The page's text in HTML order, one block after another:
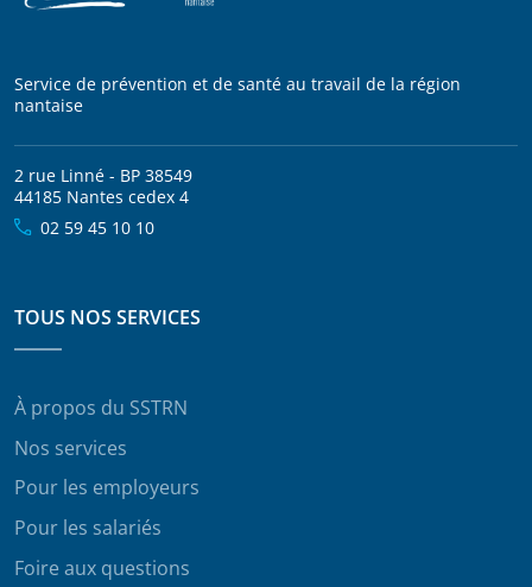
Service de prévention et de santé au travail de la région
nantaise
2 rue Linné - BP 38549
44185 Nantes cedex 4
02 59 45 10 10
TOUS NOS SERVICES
À propos du SSTRN
Nos services
Pour les employeurs
Pour les salariés
Foire aux questions